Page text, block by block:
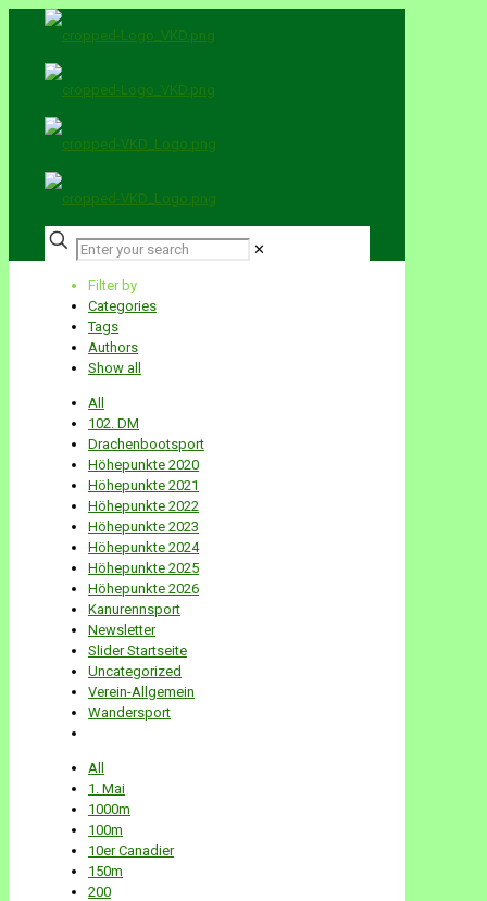
✕
Filter by
Categories
Tags
Authors
Show all
All
102. DM
Drachenbootsport
Höhepunkte 2020
Höhepunkte 2021
Höhepunkte 2022
Höhepunkte 2023
Höhepunkte 2024
Höhepunkte 2025
Höhepunkte 2026
Kanurennsport
Newsletter
Slider Startseite
Uncategorized
Verein-Allgemein
Wandersport
All
1. Mai
1000m
100m
10er Canadier
150m
200